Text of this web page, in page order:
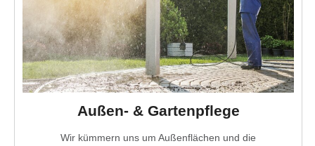
Außen- & Gartenpflege
Wir kümmern uns um Außenflächen und die